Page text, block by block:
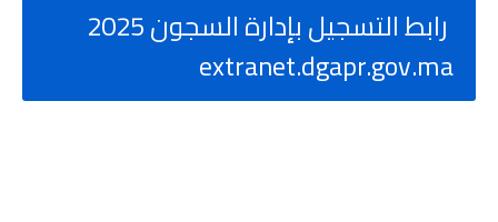
رابط التسجيل بإدارة السجون 2025
extranet.dgapr.gov.ma